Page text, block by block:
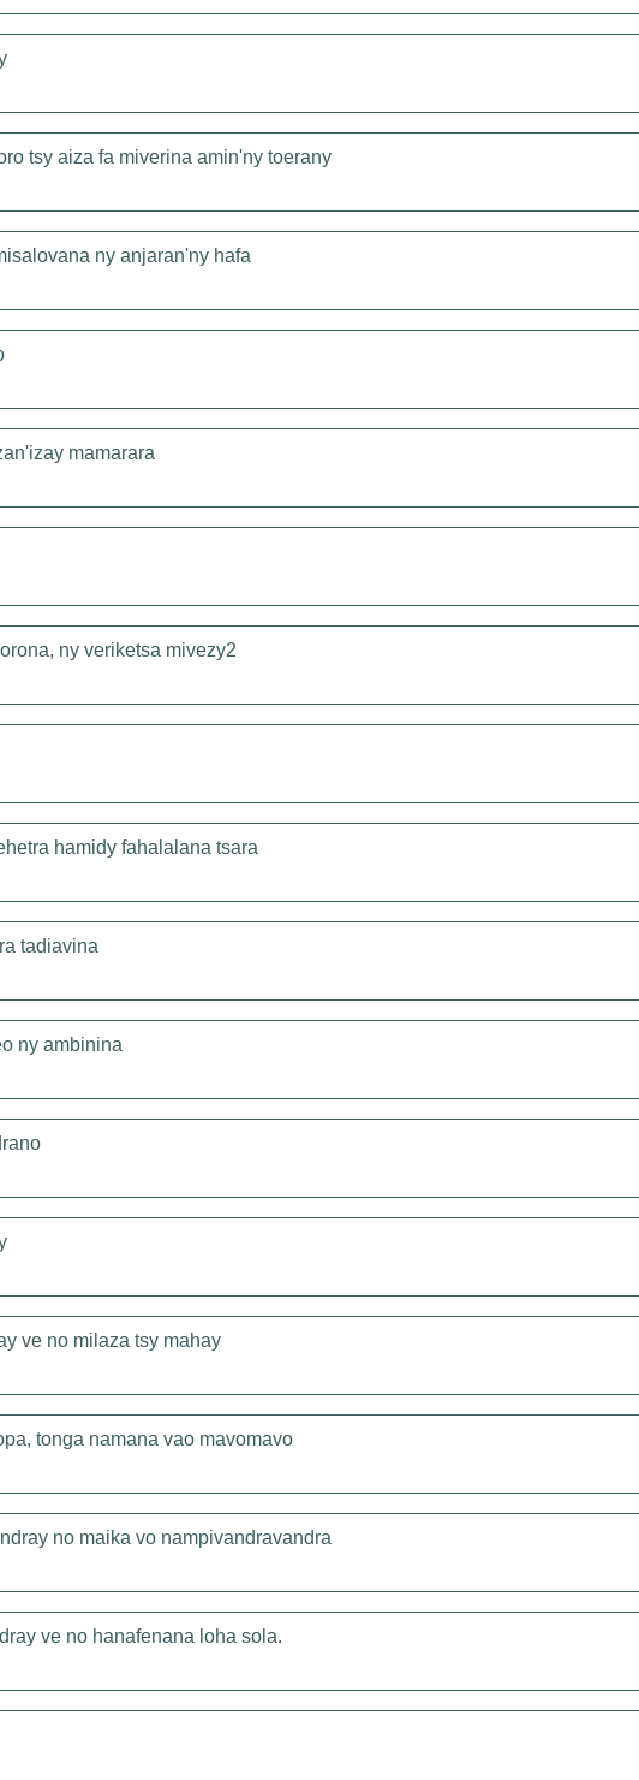
tsy aiza fa miverina amin'ny toerany
ny anjaran'ny hafa
mamarara
ny veriketsa mivezy2
hamidy fahalalana tsara
tadiavina
ny ambinina
ve no milaza tsy mahay
tonga namana vao mavomavo
no maika vo nampivandravandra
ve no hanafenana loha sola.